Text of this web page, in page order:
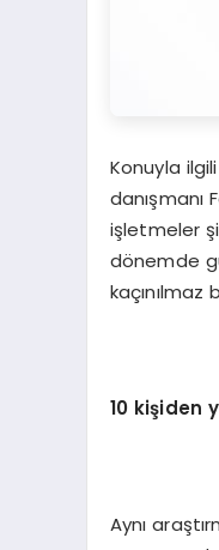
Konuyla
işletmeler
dönemde
10 kişiden
Aynı